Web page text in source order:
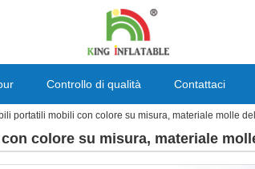
Controllo di qualità Contattaci
portatili mobili con colore su misura, materiale molle
colore su misura, materiale